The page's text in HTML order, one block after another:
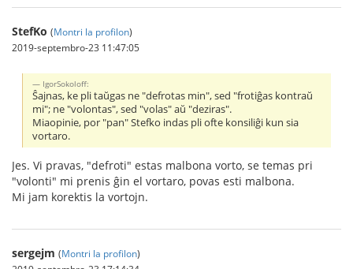
StefKo (Montri la profilon)
2019-septembro-23 11:47:05
IgorSokoloff:
Ŝajnas, ke pli taŭgas ne "defrotas min", sed "frotiĝas kontraŭ
mi"; ne "volontas", sed "volas" aŭ "deziras".
Miaopinie, por "pan" Stefko indas pli ofte konsiliĝi kun sia
vortaro.
Jes. Vi pravas, "defroti" estas malbona vorto, se temas pri
"volonti" mi prenis ĝin el vortaro, povas esti malbona.
Mi jam korektis la vortojn.
sergejm (Montri la profilon)